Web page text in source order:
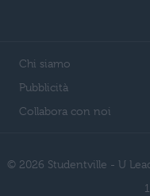
Chi siamo
Pubblicità
Collabora con noi
© 2026 Studentville - U